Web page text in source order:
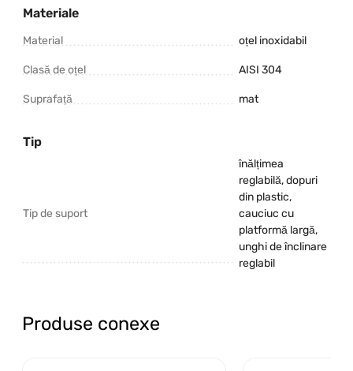
Materiale
Material oțel inoxidabil
Clasă de oțel AISI 304
Suprafață mat
Tip
Tip de suport
înălțimea
reglabilă, dopuri
din plastic,
cauciuc cu
platformă largă,
unghi de înclinare
reglabil
Produse conexe